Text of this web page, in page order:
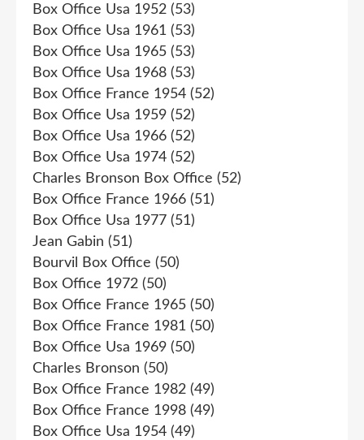
Box Office Usa 1952 (53)
Box Office Usa 1961 (53)
Box Office Usa 1965 (53)
Box Office Usa 1968 (53)
Box Office France 1954 (52)
Box Office Usa 1959 (52)
Box Office Usa 1966 (52)
Box Office Usa 1974 (52)
Charles Bronson Box Office (52)
Box Office France 1966 (51)
Box Office Usa 1977 (51)
Jean Gabin (51)
Bourvil Box Office (50)
Box Office 1972 (50)
Box Office France 1965 (50)
Box Office France 1981 (50)
Box Office Usa 1969 (50)
Charles Bronson (50)
Box Office France 1982 (49)
Box Office France 1998 (49)
Box Office Usa 1954 (49)